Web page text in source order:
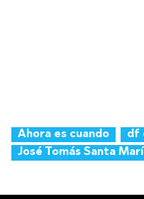
Ahora es cuando df
José Tomás Santa